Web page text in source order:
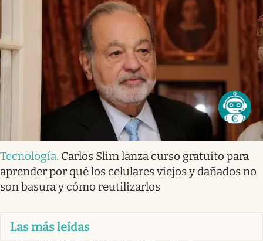
Tecnología. Carlos Slim lanza curso gratuito para
aprender por qué los celulares viejos y dañados no
son basura y cómo reutilizarlos
Las más leídas